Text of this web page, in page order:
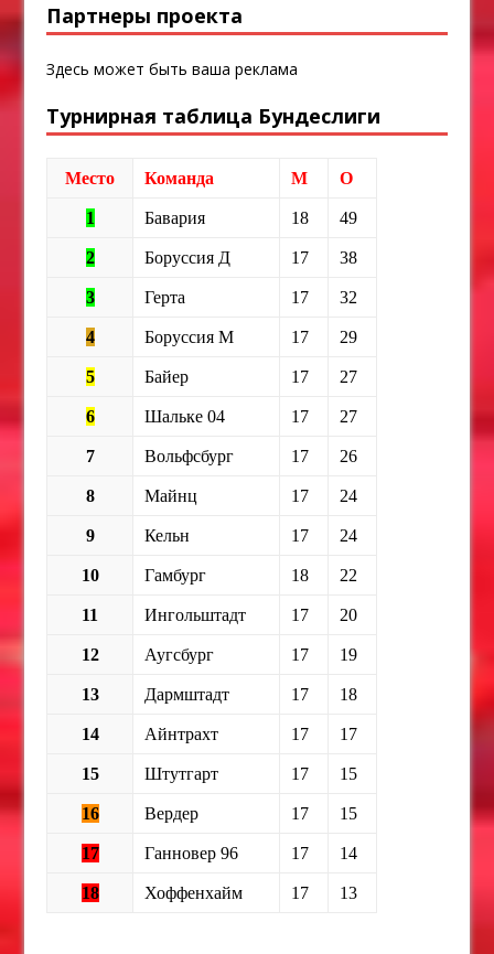
Партнеры проекта
Здесь может быть ваша реклама
Турнирная таблица Бундеслиги
Место Команда М О
1 Бавария 18 49
2 Боруссия Д 17 38
3 Герта 17 32
4 Боруссия М 17 29
5 Байер 17 27
6 Шальке 04 17 27
7 Вольфсбург 17 26
8 Майнц 17 24
9 Кельн 17 24
10 Гамбург 18 22
11 Ингольштадт 17 20
12 Аугсбург 17 19
13 Дармштадт 17 18
14 Айнтрахт 17 17
15 Штутгарт 17 15
16 Вердер 17 15
17 Ганновер 96 17 14
18 Хоффенхайм 17 13